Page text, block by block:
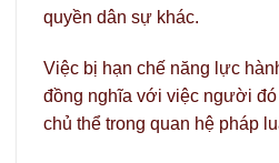
quyền dân sự khác.
Việc bị hạn chế năng lực
đồng nghĩa với việc người
chủ thể trong quan hệ pháp